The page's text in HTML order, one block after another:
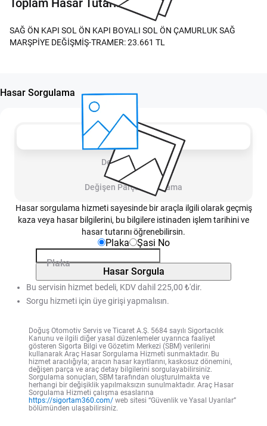
Toplam Hasar Tutarı:
SAĞ ÖN KAPI SOL ÖN KAPI BOYALI SOL ÖN ÇAMURLUK SAĞ
MARŞPİYE DEĞİŞMİŞ-TRAMER: 23.661 TL
Hasar Sorgulama
Hasar Sorgulama
Detay Sorgulama
Değişen Parça Sorgulama
Hasar sorgulama hizmeti sayesinde bir araçla ilgili olarak geçmiş
kaza veya hasar bilgilerini, bu bilgilere istinaden işlem tarihini ve
hasar tutarını öğrenebilirsin.
Plaka
Şasi No
Plaka
Hasar Sorgula
Bu servisin hizmet bedeli, KDV dahil 225,00 ₺'dir.
Sorgu hizmeti için üye girişi yapmalısın.
Doğuş Otomotiv Servis ve Ticaret A.Ş. 5684 sayılı Sigortacılık
Kanunu ve ilgili diğer yasal düzenlemeler uyarınca faaliyet
gösteren Sigorta Bilgi ve Gözetim Merkezi (SBM) verilerini
kullanarak Araç Hasar Sorgulama Hizmeti sunmaktadır. Bu
hizmet aracılığıyla; aracın hasar kayıtlarını, kaskosuz dönemini,
değişen parça ve araç detay bilgilerini sorgulayabilirsiniz.
Sorgulama sonuçları, SBM tarafından oluşturulmakta ve
herhangi bir değişiklik yapılmaksızın sunulmaktadır. Araç Hasar
Sorgulama Hizmeti çalışma esaslarına
https://sigortam360.com/ web sitesi “Güvenlik ve Yasal Uyarılar”
bölümünden ulaşabilirsiniz.